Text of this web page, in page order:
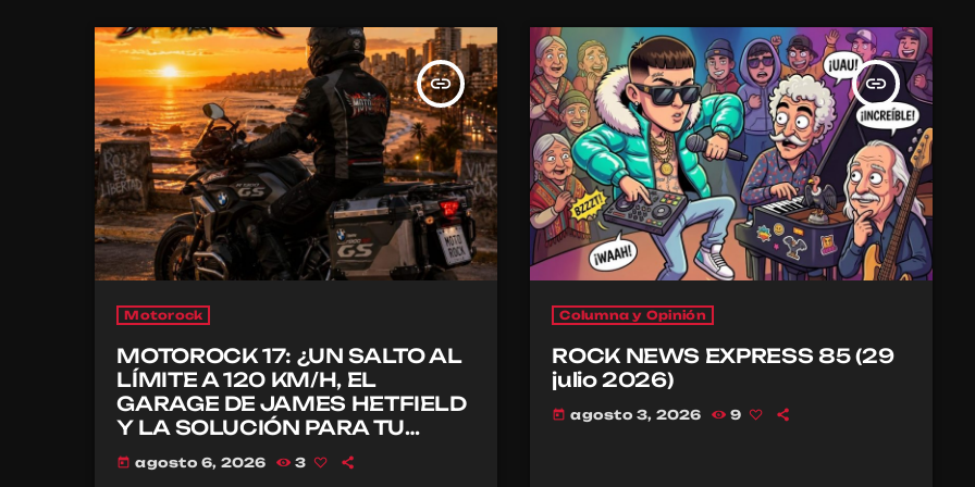
insert_link
Motorock
MOTOROCK 17: ¿UN SALTO AL
LÍMITE A 120 KM/H, EL
GARAGE DE JAMES HETFIELD
Y LA SOLUCIÓN PARA TU
CASCO?
today agosto 6, 2026 3
insert_link
Columna y Opinión
ROCK NEWS EXPRESS 85 (29
julio 2026)
today agosto 3, 2026 9